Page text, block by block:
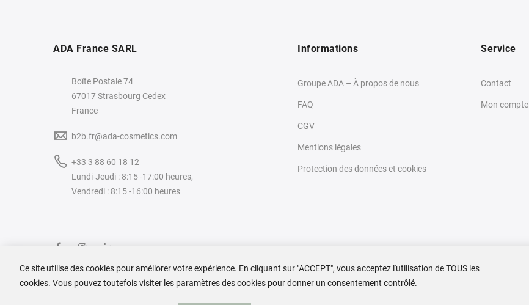
ADA France SARL
Boîte Postale 74
67017 Strasbourg Cedex
France
b2b.fr@ada-cosmetics.com
+33 3 88 60 18 12
Lundi-Jeudi : 8:15 -17:00 heures,
Vendredi : 8:15 -16:00 heures
Informations
Groupe ADA – À propos de nous
FAQ
CGV
Mentions légales
Protection des données et cookies
Service
Contact
Mon compte
Ce site utilise des cookies pour améliorer votre expérience. En cliquant sur "ACCEPT", vous acceptez l'utilisation de TOUS les
cookies. Vous pouvez toutefois visiter les paramètres des cookies pour donner un consentement contrôlé.